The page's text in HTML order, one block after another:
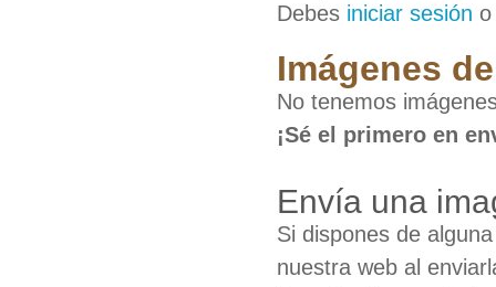
Debes iniciar sesión
Imágenes
No tenemos
¡Sé el primero en
Envía una
Si dispones de
nuestra web al